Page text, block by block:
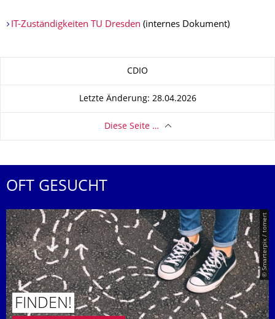
IT-Zuständigkeiten TU Dresden (internes Dokument)
CDIO
Letzte Änderung: 28.04.2026
Diese Seite …
OFT GESUCHT
© Smarterpix / tomert
FINDEN!